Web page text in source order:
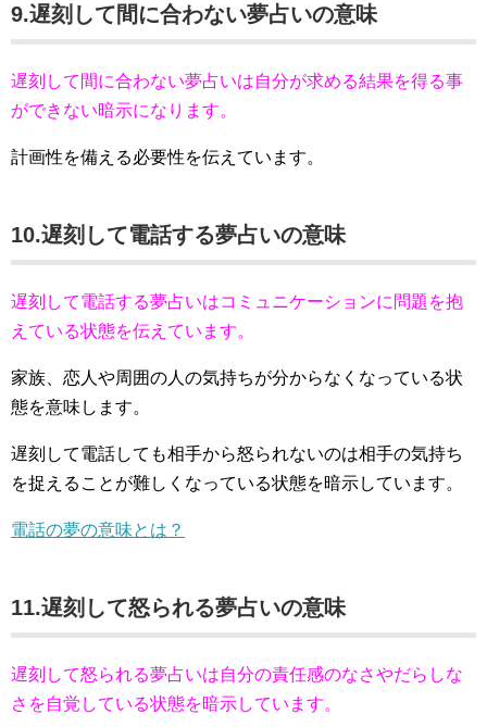
9.遅刻して間に合わない夢占いの意味
遅刻して間に合わない夢占いは自分が求める結果を得る事
ができない暗示になります。
計画性を備える必要性を伝えています。
10.遅刻して電話する夢占いの意味
遅刻して電話する夢占いはコミュニケーションに問題を抱
えている状態を伝えています。
家族、恋人や周囲の人の気持ちが分からなくなっている状
態を意味します。
遅刻して電話しても相手から怒られないのは相手の気持ち
を捉えることが難しくなっている状態を暗示しています。
電話の夢の意味とは？
11.遅刻して怒られる夢占いの意味
遅刻して怒られる夢占いは自分の責任感のなさやだらしな
さを自覚している状態を暗示しています。